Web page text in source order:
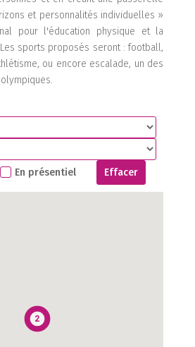
et personnalités individuelles »
pour l'éducation physique et la
sports proposés seront : football,
ou encore escalade, un des
En présentiel Effacer
2